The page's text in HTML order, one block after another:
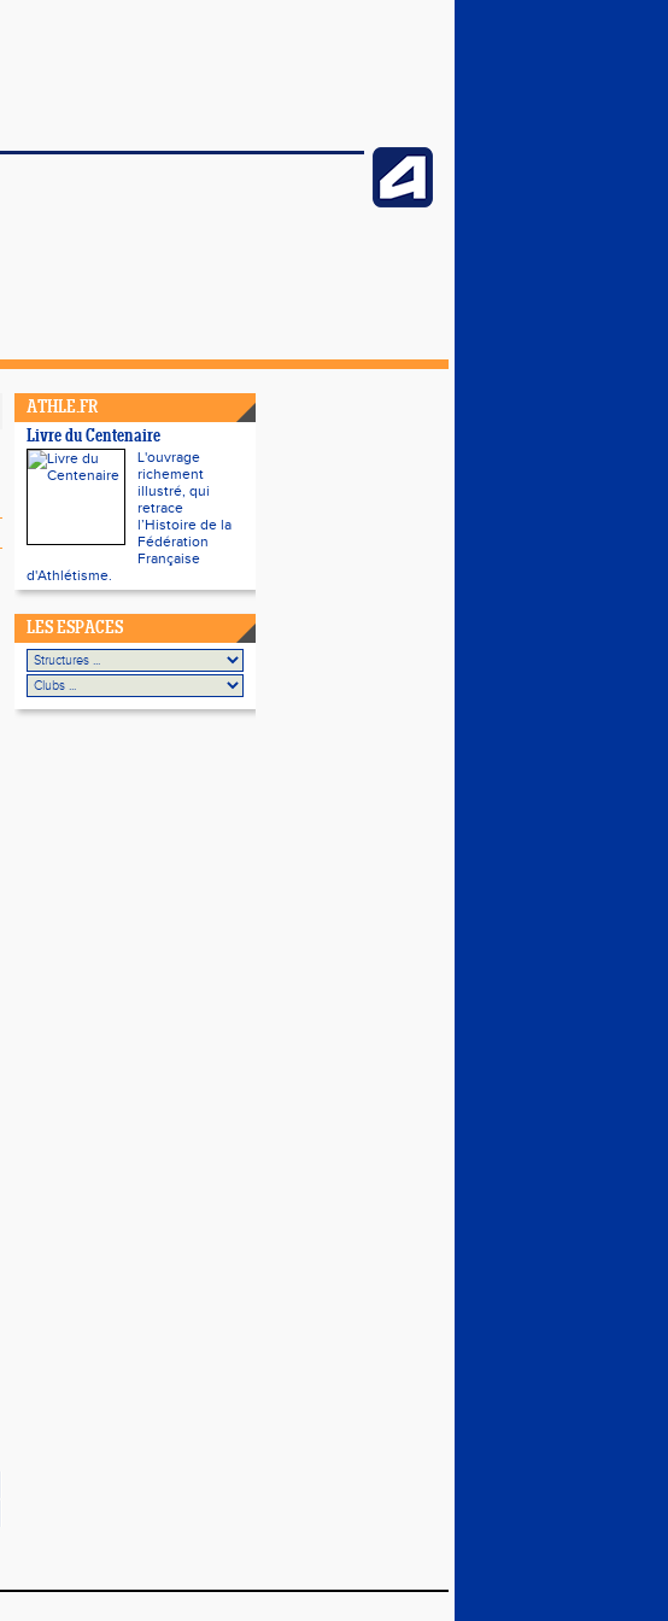
ATHLE.FR
Livre du Centenaire
L'ouvrage
richement
illustré, qui
retrace
l’Histoire de la
Fédération
Française
d'Athlétisme.
LES ESPACES